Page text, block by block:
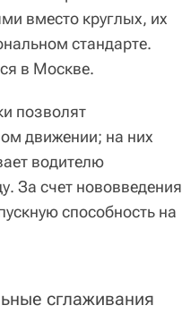
вместо круглых, их
стандарте.
в Москве.
позволят
движении; на них
водителю
За счет нововведения
способность на
сглаживания